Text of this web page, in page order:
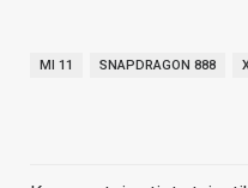
MI 11 SNAPDRAGON 888